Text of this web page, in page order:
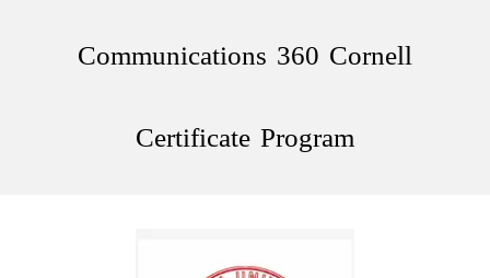
Communications 360 Cornell
Certificate Program